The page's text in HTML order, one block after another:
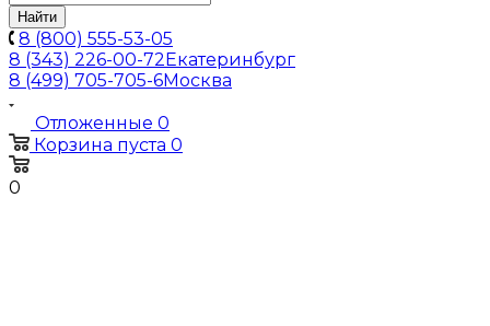
Найти
8 (800) 555-53-05
8 (343) 226-00-72Екатеринбург
8 (499) 705-705-6Москва
Отложенные 0
Корзина пуста 0
0